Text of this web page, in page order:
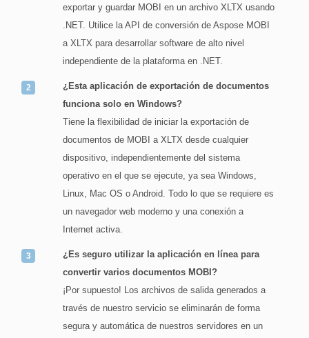
exportar y guardar MOBI en un archivo XLTX usando
.NET. Utilice la API de conversión de Aspose MOBI
a XLTX para desarrollar software de alto nivel
independiente de la plataforma en .NET.
¿Esta aplicación de exportación de documentos
funciona solo en Windows?
Tiene la flexibilidad de iniciar la exportación de
documentos de MOBI a XLTX desde cualquier
dispositivo, independientemente del sistema
operativo en el que se ejecute, ya sea Windows,
Linux, Mac OS o Android. Todo lo que se requiere es
un navegador web moderno y una conexión a
Internet activa.
¿Es seguro utilizar la aplicación en línea para
convertir varios documentos MOBI?
¡Por supuesto! Los archivos de salida generados a
través de nuestro servicio se eliminarán de forma
segura y automática de nuestros servidores en un